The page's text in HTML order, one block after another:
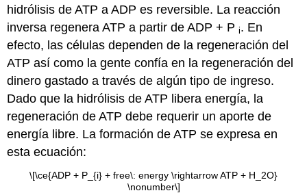
hidrólisis de ATP a ADP es reversible. La reacción
inversa regenera ATP a partir de ADP + Pi. En
efecto, las células dependen de la regeneración del
ATP así como la gente confía en la regeneración del
dinero gastado a través de algún tipo de ingreso.
Dado que la hidrólisis de ATP libera energía, la
regeneración de ATP debe requerir un aporte de
energía libre. La formación de ATP se expresa en
esta ecuación:
\[\ce{ADP + P_{i} + free\: energy \rightarrow ATP + H_2O}
\nonumber\]